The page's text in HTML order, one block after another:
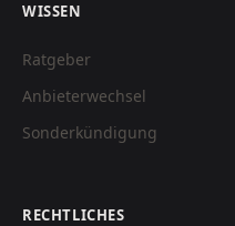
WISSEN
Ratgeber
Anbieterwechsel
Sonderkündigung
RECHTLICHES